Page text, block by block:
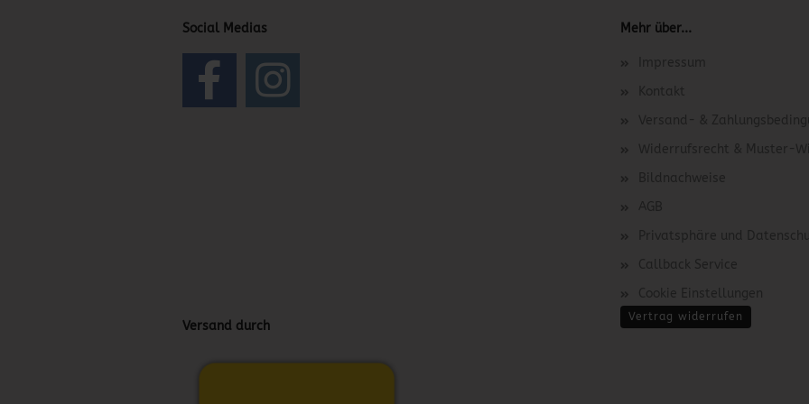
Social Medias Mehr über...
Impressum
Kontakt
Versand- &
Widerrufsrecht & Muster-
Bildnachweise
AGB
Privatsphäre und
Callback Service
Cookie Einstellungen
Versand durch
Vertrag widerrufen